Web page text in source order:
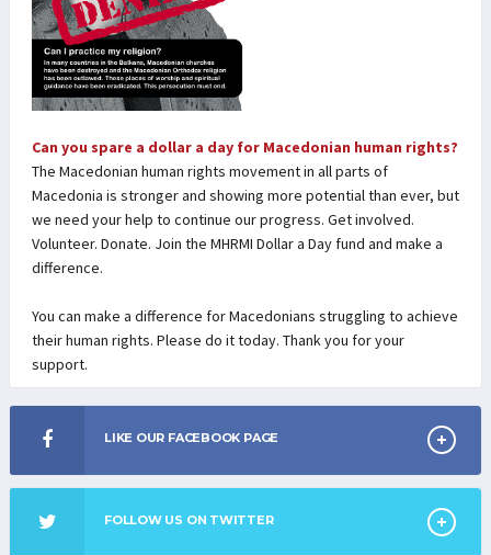
Can you spare a dollar a day for Macedonian human rights?
The Macedonian human rights movement in all parts of
Macedonia is stronger and showing more potential than ever, but
we need your help to continue our progress. Get involved.
Volunteer. Donate. Join the MHRMI Dollar a Day fund and make a
difference.
You can make a difference for Macedonians struggling to achieve
their human rights. Please do it today. Thank you for your
support.
LIKE OUR FACEBOOK PAGE
FOLLOW US ON TWITTER